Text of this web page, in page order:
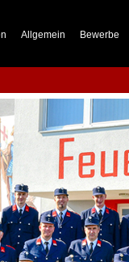
Allgemein Bewerbe